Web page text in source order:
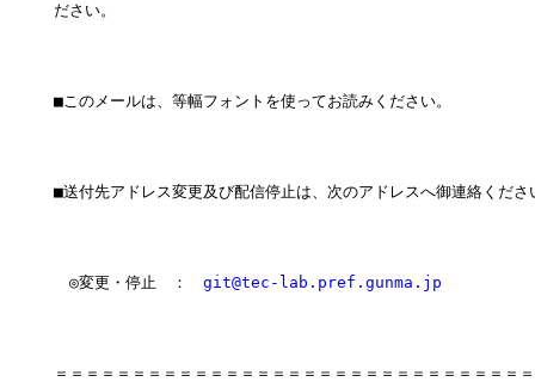
ださい。
■このメールは、等幅フォントを使ってお読みください。
■送付先アドレス変更及び配信停止は、次のアドレスへ御連絡くださ
◎変更・停止　： git@tec-lab.pref.gunma.jp
＝＝＝＝＝＝＝＝＝＝＝＝＝＝＝＝＝＝＝＝＝＝＝＝＝＝＝＝＝＝